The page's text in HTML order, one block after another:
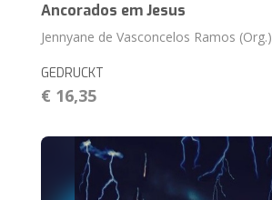
Ancorados em Jesus
Jennyane de Vasconcelos Ramos (Org.)
GEDRUCKT
€ 16,35